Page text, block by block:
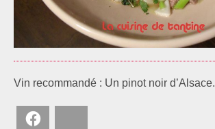
Vin recommandé : Un pinot noir d’Alsace.